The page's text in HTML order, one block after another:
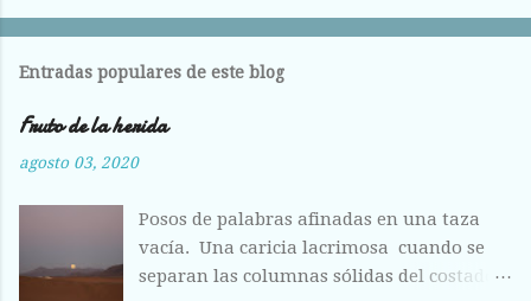
Entradas populares de este blog
Fruto de la herida
agosto 03, 2020
Posos de palabras afinadas en una taza
vacía. Una caricia lacrimosa cuando se
separan las columnas sólidas del costado.